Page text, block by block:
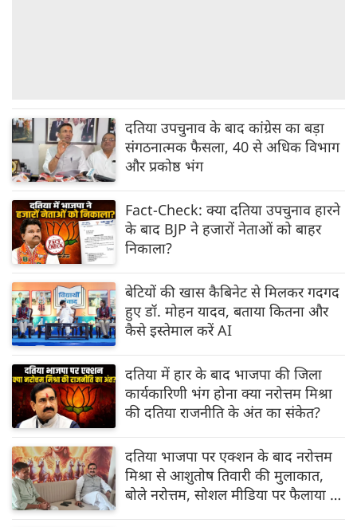
दतिया उपचुनाव के बाद कांग्रेस का बड़ा
संगठनात्मक फैसला, 40 से अधिक विभाग
और प्रकोष्ठ भंग
Fact-Check: क्या दतिया उपचुनाव हारने
के बाद BJP ने हजारों नेताओं को बाहर
निकाला?
बेटियों की खास कैबिनेट से मिलकर गदगद
हुए डॉ. मोहन यादव, बताया कितना और
कैसे इस्तेमाल करें AI
दतिया में हार के बाद भाजपा की जिला
कार्यकारिणी भंग होना क्या नरोत्तम मिश्रा
की दतिया राजनीति के अंत का संकेत?
दतिया भाजपा पर एक्शन के बाद नरोत्तम
मिश्रा से आशुतोष तिवारी की मुलाकात,
बोले नरोत्तम, सोशल मीडिया पर फैलाया जा